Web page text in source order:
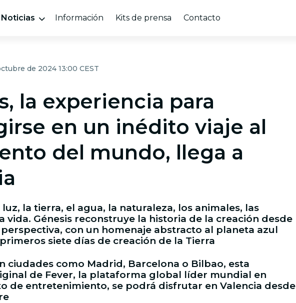
Noticias Información Kits de prensa Contacto
de 2024 13:00 CEST
la experiencia para
en un inédito viaje al
del mundo, llega a
la tierra, el agua, la naturaleza, los animales, las
vida. Génesis reconstruye la historia de la creación desde
con un homenaje abstracto al planeta azul
siete días de creación de la Tierra
ciudades como Madrid, Barcelona o Bilbao, esta
de Fever, la plataforma global líder mundial en
de entretenimiento, se podrá disfrutar en Valencia desde